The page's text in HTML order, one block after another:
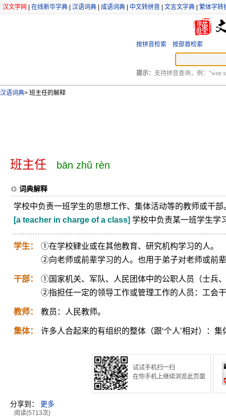
汉文学网 在线新华字典 汉语词典 成语词典 中文转拼音 文言文字典 繁体字转
按拼音检索 按部首检索
提示： 支持拼音查询，例：“wen
汉语词典> 班主任的解释
班主任 bān zhǔ rèn
词典解释
学校中负责一班学生的思想工作、集体活动等的教师或干部
[a teacher in charge of a class] 学校中负责某一班学生学
学生：
①在学校肄业或在其他教育、研究机构学习的人。
②向老师或前辈学习的人。也用于弟子对老师或前
干部：
①国家机关、军队、人民团体中的公职人员（士兵
②指担任一定的领导工作或管理工作的人员：工会
教师： 教员：人民教师。
集体： 许多人合起来的有组织的整体（跟‘个人’相对）：
试试手机扫一扫
在你手机上继续浏览此页面
分享到： 更多
阅读(5713次)